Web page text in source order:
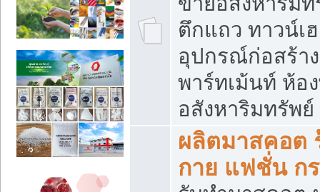
ตึกแถว ทาวน์เ
อุปกรณ์ก่อสร้า
พาร์ทเม้นท์ ห้อ
อสังหาริมทรัพ
ผลิตมาสคอต
กาย แฟชั่น กร